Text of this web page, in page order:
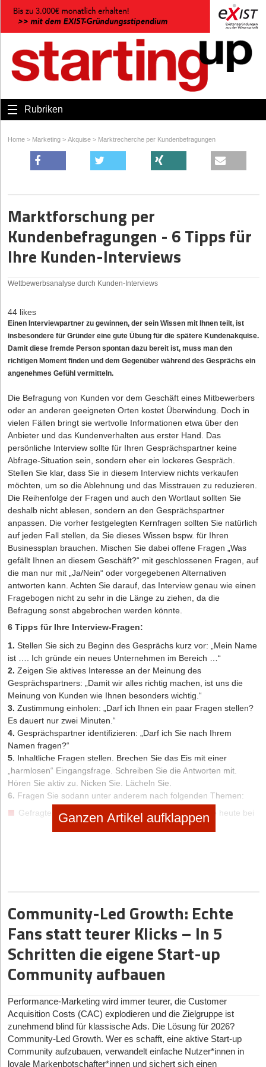
Rubriken
Home > Marketing > Akquise > Marktrecherche per Kundenbefragungen
Marktforschung per
Kundenbefragungen - 6 Tipps für
Ihre Kunden-Interviews
Wettbewerbsanalyse durch Kunden-Interviews
44 likes
Einen Interviewpartner zu gewinnen, der sein Wissen mit Ihnen teilt, ist
insbesondere für Gründer eine gute Übung für die spätere Kundenakquise.
Damit diese fremde Person spontan dazu bereit ist, muss man den
richtigen Moment finden und dem Gegenüber während des Gesprächs ein
angenehmes Gefühl vermitteln.
Die Befragung von Kunden vor dem Geschäft eines Mitbewerbers
oder an anderen geeigneten Orten kostet Überwindung. Doch in
vielen Fällen bringt sie wertvolle Informationen etwa über den
Anbieter und das Kundenverhalten aus erster Hand. Das
persönliche Interview sollte für Ihren Gesprächspartner keine
Abfrage-Situation sein, sondern eher ein lockeres Gespräch.
Stellen Sie klar, dass Sie in diesem Interview nichts verkaufen
möchten, um so die Ablehnung und das Misstrauen zu reduzieren.
Die Reihenfolge der Fragen und auch den Wortlaut sollten Sie
deshalb nicht ablesen, sondern an den Gesprächspartner
anpassen. Die vorher festgelegten Kernfragen sollten Sie natürlich
auf jeden Fall stellen, da Sie dieses Wissen bspw. für Ihren
Businessplan brauchen. Mischen Sie dabei offene Fragen „Was
gefällt Ihnen an diesem Geschäft?“ mit geschlossenen Fragen, auf
die man nur mit „Ja/Nein“ oder vorgegebenen Alternativen
antworten kann. Achten Sie darauf, das Interview genau wie einen
Fragebogen nicht zu sehr in die Länge zu ziehen, da die
Befragung sonst abgebrochen werden könnte.
6 Tipps für Ihre Interview-Fragen:
1. Stellen Sie sich zu Beginn des Gesprächs kurz vor: „Mein Name
ist …. Ich gründe ein neues Unternehmen im Bereich …“
2. Zeigen Sie aktives Interesse an der Meinung des
Gesprächspartners: „Damit wir alles richtig machen, ist uns die
Meinung von Kunden wie Ihnen besonders wichtig.“
3. Zustimmung einholen: „Darf ich Ihnen ein paar Fragen stellen?
Es dauert nur zwei Minuten.“
4. Gesprächspartner identifizieren: „Darf ich Sie nach Ihrem
Namen fragen?“
5. Inhaltliche Fragen stellen. Brechen Sie das Eis mit einer
„harmlosen“ Eingangsfrage. Schreiben Sie die Antworten mit.
Hören Sie aktiv zu. Nicken Sie. Lächeln Sie.
6. Fragen Sie sodann unter anderem nach folgenden Themen:
Gefragte Produkte/Dienstleistungen: „Was haben Sie heute bei
… gekauft? Welches Angebot haben Sie genutzt?“
Produkteigenschaften: „Was gefällt Ihnen besonders gut an
…?“
Kundenkritik: „Was könnte Ihrer Meinung nach noch besser
sein?“
Bei unklaren Antworten sollten Sie nachfragen.
interessante Gespräch, Herr/Frau …“
Kontaktdaten sammeln: „Darf ich mich nochmal bei Ihnen
melden?
Geben Sie mir Ihre E-Mail-Adresse?“
Ganzen Artikel aufklappen
Community-Led Growth: Echte
Fans statt teurer Klicks – In 5
Schritten die eigene Start-up
Community aufbauen
Performance-Marketing wird immer teurer, die Customer
Acquisition Costs (CAC) explodieren und die Zielgruppe ist
zunehmend blind für klassische Ads. Die Lösung für 2026?
Community-Led Growth. Wer es schafft, eine aktive Start-up
Community aufzubauen, verwandelt einfache Nutzer*innen in
loyale Markenbotschafter*innen und sichert sich einen